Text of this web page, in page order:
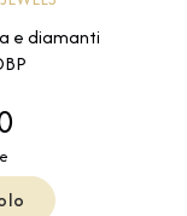
e diamanti